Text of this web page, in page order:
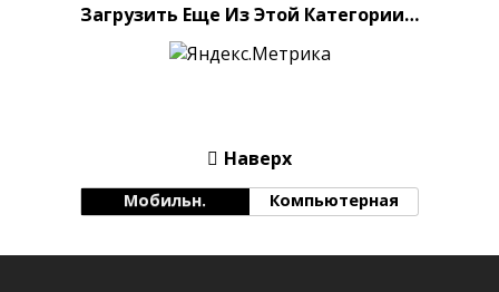
Загрузить Еще Из Этой Категории…
Наверх
Мобильн. Компьютерная